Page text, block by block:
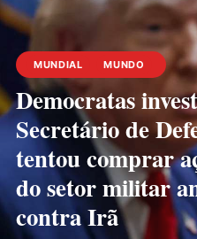
MUNDIAL MUNDO
Democratas
Secretário de
tentou comprar
do setor militar
contra Irã